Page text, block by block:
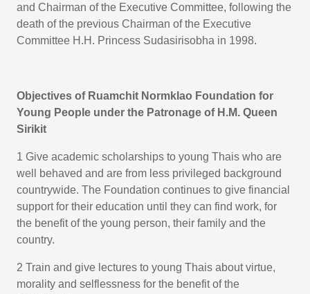
and Chairman of the Executive Committee, following the
death of the previous Chairman of the Executive
Committee H.H. Princess Sudasirisobha in 1998.
Objectives of Ruamchit Normklao Foundation for
Young People under the Patronage of H.M. Queen
Sirikit
1 Give academic scholarships to young Thais who are
well behaved and are from less privileged background
countrywide. The Foundation continues to give financial
support for their education until they can find work, for
the benefit of the young person, their family and the
country.
2 Train and give lectures to young Thais about virtue,
morality and selflessness for the benefit of the